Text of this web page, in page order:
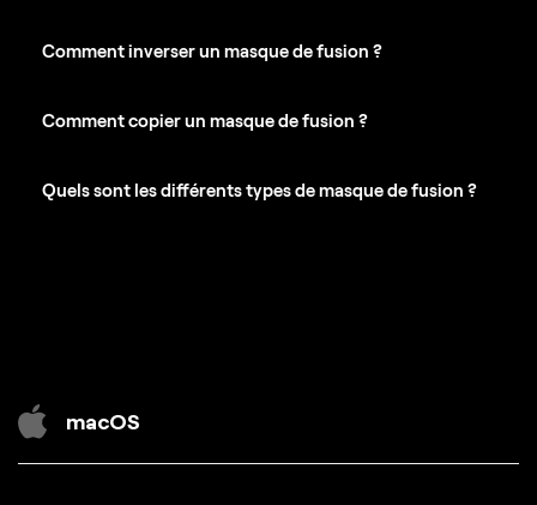
Comment inverser un masque de fusion ?
Comment copier un masque de fusion ?
Quels sont les différents types de masque de fusion ?
macOS